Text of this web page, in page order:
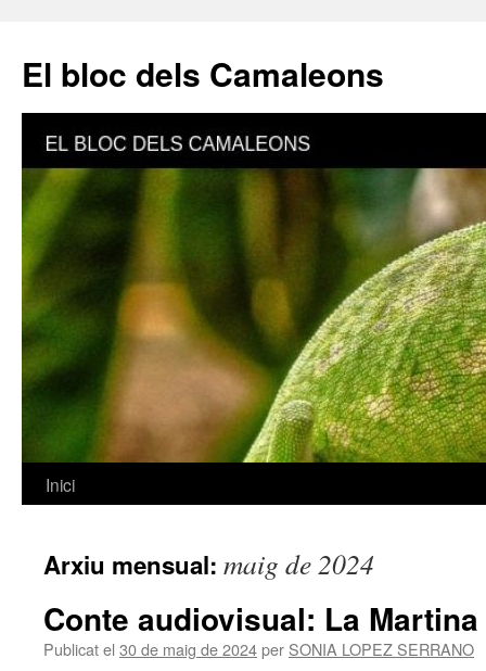
El bloc dels Camaleons
Vés
contingut
Inici
Arxiu mensual: maig de 2024
Conte audiovisual: La
Publicat el 30 de maig de 2024per SONIA LOPEZ SERRANO